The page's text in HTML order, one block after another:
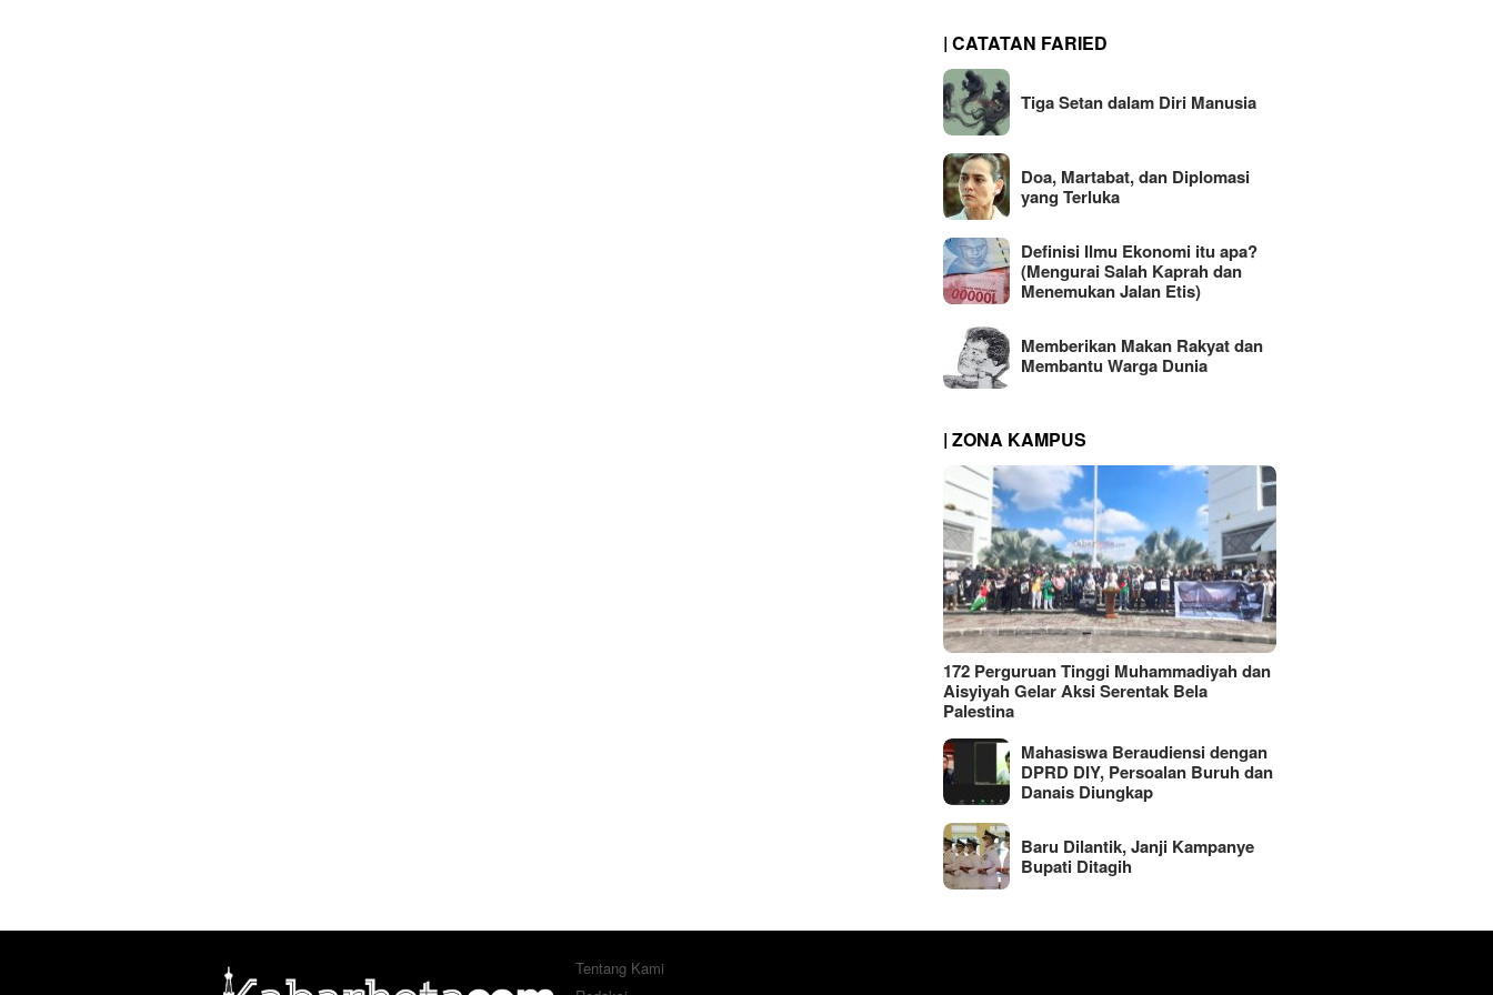
| CATATAN FARIED
Tiga Setan dalam Diri Manusia
Doa, Martabat, dan Diplomasi
yang Terluka
Definisi Ilmu Ekonomi itu apa?
(Mengurai Salah Kaprah dan
Menemukan Jalan Etis)
Memberikan Makan Rakyat dan
Membantu Warga Dunia
| ZONA KAMPUS
172 Perguruan Tinggi Muhammadiyah dan
Aisyiyah Gelar Aksi Serentak Bela
Palestina
Mahasiswa Beraudiensi dengan
DPRD DIY, Persoalan Buruh dan
Danais Diungkap
Baru Dilantik, Janji Kampanye
Bupati Ditagih
Tentang Kami